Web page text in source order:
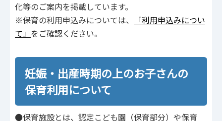
化等のご案内を掲載しています。
※保育の利用申込みについては、
「利用申込みについ
て」 をご確認ください。
妊娠・出産時期の上のお子さんの
保育利用について
●保育施設とは、認定こども園（保育部分）や保育